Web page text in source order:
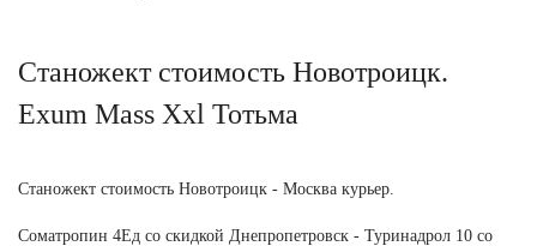
Станожект стоимость Новотроицк.
Exum Mass Xxl Тотьма
Станожект стоимость Новотроицк - Москва курьер.
Cоматропин 4Ед со скидкой Днепропетровск - Туринадрол 10 со